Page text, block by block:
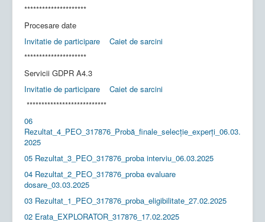
*********************
Procesare date
Invitatie de participare
Caiet de sarcini
*********************
Servicii GDPR A4.3
Invitatie de participare
Caiet de sarcini
***************************
06
Rezultat_4_PEO_317876_Probă_finale_selecție_experți_06.03.
2025
05 Rezultat_3_PEO_317876_proba interviu_06.03.2025
04 Rezultat_2_PEO_317876_proba evaluare
dosare_03.03.2025
03 Rezultat_1_PEO_317876_proba_eligibilitate_27.02.2025
02 Erata_EXPLORATOR_317876_17.02.2025